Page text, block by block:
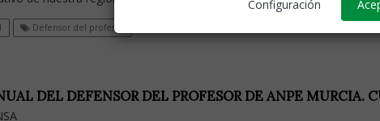
Defensor del profesor
DEL DEFENSOR DEL PROFESOR DE ANPE MURCIA.
Configuración